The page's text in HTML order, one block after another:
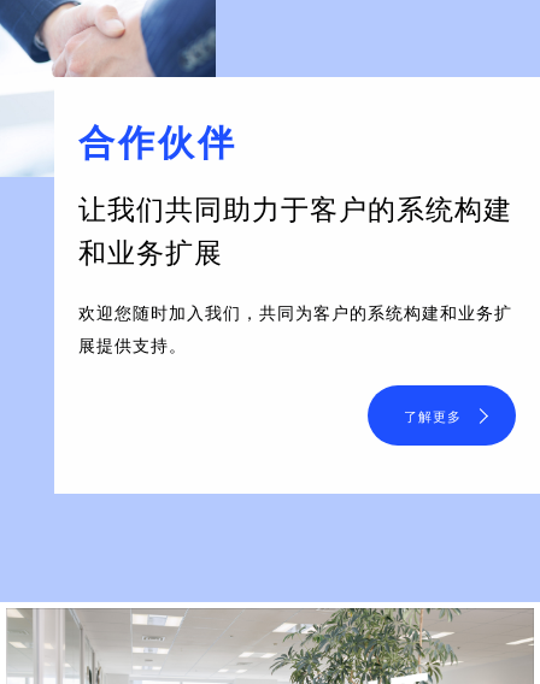
合作伙伴
让我们共同助力于客户的系统构建
和业务扩展
欢迎您随时加入我们，共同为客户的系统构建和业务扩
展提供支持。
了解更多